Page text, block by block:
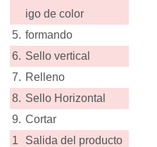
igo de color
5. formando
6. Sello vertical
7. Relleno
8. Sello Horizontal
9. Cortar
1
Salida del producto